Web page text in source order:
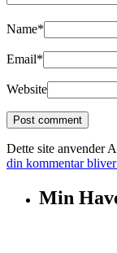
Name*
Email*
Website
Dette site anvender
din kommentar
Min